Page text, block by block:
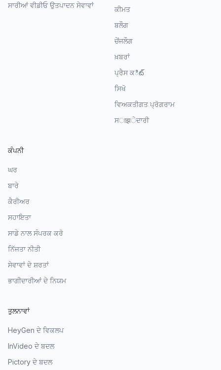
ਸਾਰੀਆਂ ਵੀਡੀਓ ਉਤਪਾਦਨ ਸੇਵਾਵਾਂ
ਕੀਮਤ
ਬਲੌਗ
ਚੇਂਜਲੌਗ
ਖ਼ਬਰਾਂ
ਪ੍ਰੈਸ ਕిట్
ਸਿਖੋ
ਵਿਅਕਤੀਗਤ ਪ੍ਰੋਗਰਾਮ
ਸाझੇਦਾਰੀ
ਕੰਪਨੀ
ਘਰ
ਬਾਰੇ
ਕੈਰੀਅਰ
ਸਹਾਇਤਾ
ਸਾਡੇ ਨਾਲ ਸੰਪਰਕ ਕਰੋ
ਨਿੱਜਤਾ ਨੀਤੀ
ਸੇਵਾਵਾਂ ਦੇ ਸ਼ਰਤਾਂ
ਭਾਗੀਦਾਰੀਆਂ ਦੇ ਨਿਯਮ
ਤੁਲਨਾਵਾਂ
HeyGen ਦੇ ਵਿਕਲਪ
InVideo ਦੇ ਬਦਲ
Pictory ਦੇ ਬਦਲ